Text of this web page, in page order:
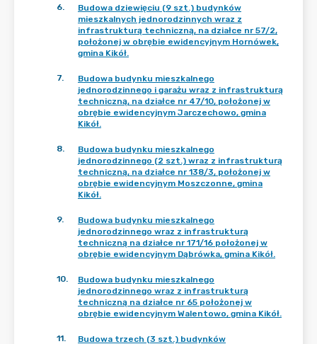
6.
Budowa dziewięciu (9 szt.) budynków
mieszkalnych jednorodzinnych wraz z
infrastrukturą techniczną, na działce nr 57/2,
położonej w obrębie ewidencyjnym Hornówek,
gmina Kikół.
7.
Budowa budynku mieszkalnego
jednorodzinnego i garażu wraz z infrastrukturą
techniczną, na działce nr 47/10, położonej w
obrębie ewidencyjnym Jarczechowo, gmina
Kikół.
8.
Budowa budynku mieszkalnego
jednorodzinnego (2 szt.) wraz z infrastrukturą
techniczną, na działce nr 138/3, położonej w
obrębie ewidencyjnym Moszczonne, gmina
Kikół.
9.
Budowa budynku mieszkalnego
jednorodzinnego wraz z infrastrukturą
techniczną na działce nr 171/16 położonej w
obrębie ewidencyjnym Dąbrówka, gmina Kikół.
10.
Budowa budynku mieszkalnego
jednorodzinnego wraz z infrastrukturą
techniczną na działce nr 65 położonej w
obrębie ewidencyjnym Walentowo, gmina Kikół.
11.
Budowa trzech (3 szt.) budynków